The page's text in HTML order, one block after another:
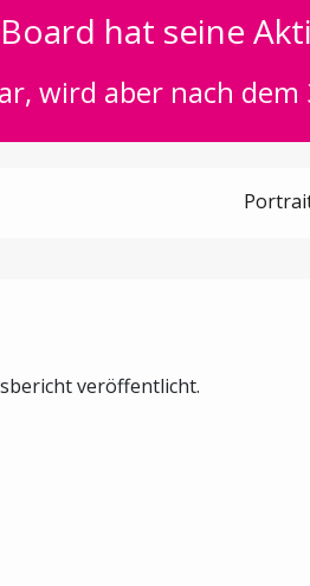
hat seine
wird aber nach
veröffentlicht.